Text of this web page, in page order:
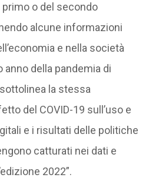
o del secondo
alcune informazioni
e nella società
della pandemia di
la stessa
del COVID-19 sull’uso e
e i risultati delle politiche
catturati nei dati e
2022”.